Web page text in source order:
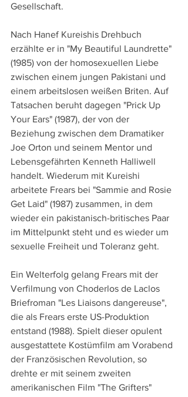
Gesellschaft.
Nach Hanef Kureishis Drehbuch
erzählte er in "My Beautiful Laundrette"
(1985) von der homosexuellen Liebe
zwischen einem jungen Pakistani und
einem arbeitslosen weißen Briten. Auf
Tatsachen beruht dagegen "Prick Up
Your Ears" (1987), der von der
Beziehung zwischen dem Dramatiker
Joe Orton und seinem Mentor und
Lebensgefährten Kenneth Halliwell
handelt. Wiederum mit Kureishi
arbeitete Frears bei "Sammie and Rosie
Get Laid" (1987) zusammen, in dem
wieder ein pakistanisch-britisches Paar
im Mittelpunkt steht und es wieder um
sexuelle Freiheit und Toleranz geht.
Ein Welterfolg gelang Frears mit der
Verfilmung von Choderlos de Laclos
Briefroman "Les Liaisons dangereuse",
die als Frears erste US-Produktion
entstand (1988). Spielt dieser opulent
ausgestattete Kostümfilm am Vorabend
der Französischen Revolution, so
drehte er mit seinem zweiten
amerikanischen Film "The Grifters"